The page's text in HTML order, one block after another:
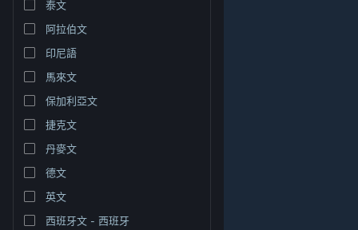
檢視電腦版網頁
泰文
阿拉伯文
印尼語
馬來文
保加利亞文
捷克文
丹麥文
德文
英文
西班牙文 - 西班牙